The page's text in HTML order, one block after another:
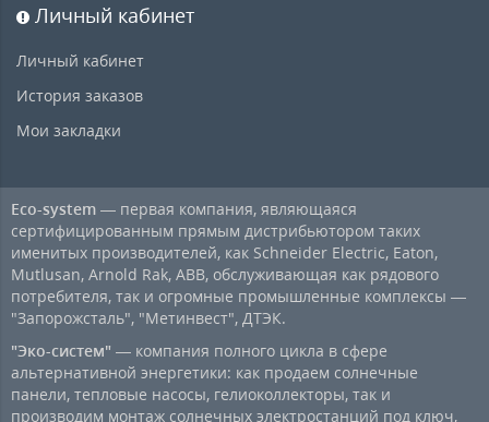
Личный кабинет
Личный кабинет
История заказов
Мои закладки
Eco-system — первая компания, являющаяся
сертифицированным прямым дистрибьютором таких
именитых производителей, как Schneider Electric, Eaton,
Mutlusan, Arnold Rak, ABB, обслуживающая как рядового
потребителя, так и огромные промышленные комплексы —
"Запорожсталь", "Метинвест", ДТЭК.
"Эко-систем" — компания полного цикла в сфере
альтернативной энергетики: как продаем солнечные
панели, тепловые насосы, гелиоколлекторы, так и
производим монтаж солнечных электростанций под ключ,